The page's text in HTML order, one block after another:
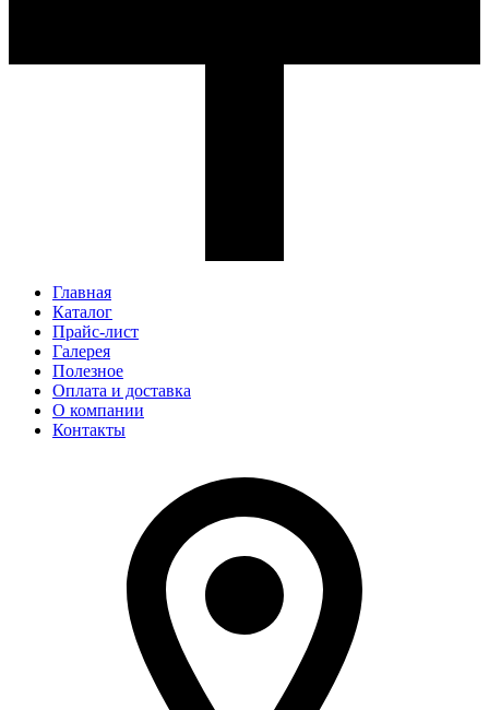
Главная
Каталог
Прайс-лист
Галерея
Полезное
Оплата и доставка
О компании
Контакты